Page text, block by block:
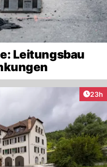
Leitungsbau
23h